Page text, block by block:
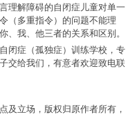
理解障碍的自闭症儿童对单一
（多重指令）的问题不能理
、我、他三者的关系和区别。
闭症（孤独症）训练学校，专
交给我们，有意者欢迎致电联
及立场，版权归原作者所有，